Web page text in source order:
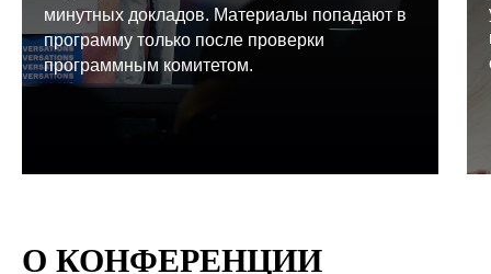
минутных докладов. Материалы попадают в
программу только после проверки
программным комитетом.
О КОНФЕРЕНЦИИ